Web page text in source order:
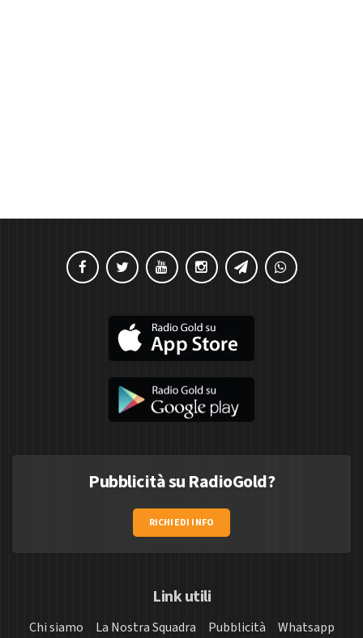
Pubblicità su RadioGold?
RICHIEDI INFO
Link utili
Chi siamo La Nostra Squadra Pubblicità
Whatsapp